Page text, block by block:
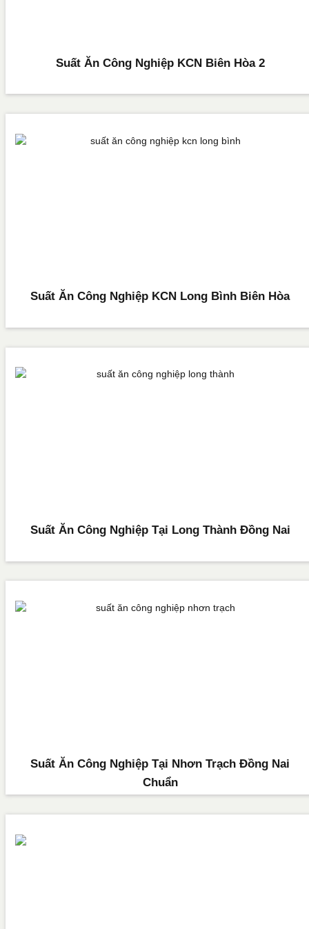
Suất Ăn Công Nghiệp KCN Biên Hòa 2
Suất Ăn Công Nghiệp KCN Long Bình Biên Hòa
Suất Ăn Công Nghiệp Tại Long Thành Đồng Nai
Suất Ăn Công Nghiệp Tại Nhơn Trạch Đồng Nai
Chuẩn